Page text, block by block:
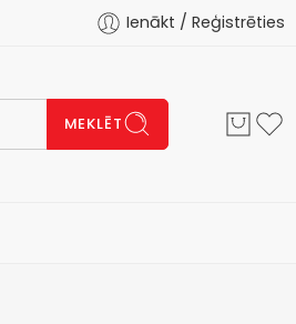
Ienākt / Reģistrēties
MEKLĒT